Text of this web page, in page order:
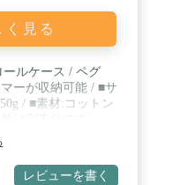
見る
ルケース / ペグ
ーが収納可能 / ■サ
/ ■素材:コットン
レビューを書く